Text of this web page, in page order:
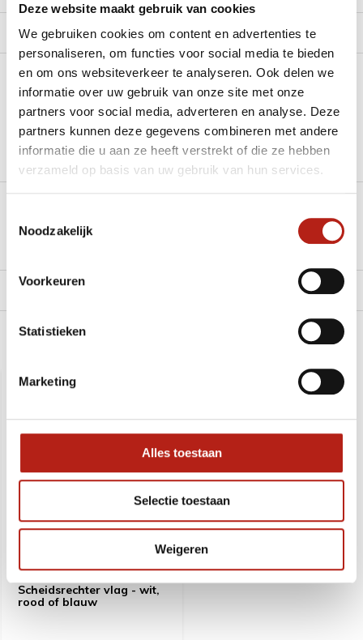
Deze website maakt gebruik van cookies
We gebruiken cookies om content en advertenties te
personaliseren, om functies voor social media te bieden
en om ons websiteverkeer te analyseren. Ook delen we
informatie over uw gebruik van onze site met onze
partners voor social media, adverteren en analyse. Deze
partners kunnen deze gegevens combineren met andere
informatie die u aan ze heeft verstrekt of die ze hebben
verzameld op basis van uw gebruik van hun services.
Noodzakelijk
Voorkeuren
Statistieken
Marketing
Alles toestaan
Selectie toestaan
Weigeren
Product tags
Heb je een vraag over dit product?
Stel je vraag in de Chat voor een snel antwoord 24/7
Stel je vraag
Groot aantal nodig?
Levering en retour
Scheidsrechter vlag - wit,
rood of blauw